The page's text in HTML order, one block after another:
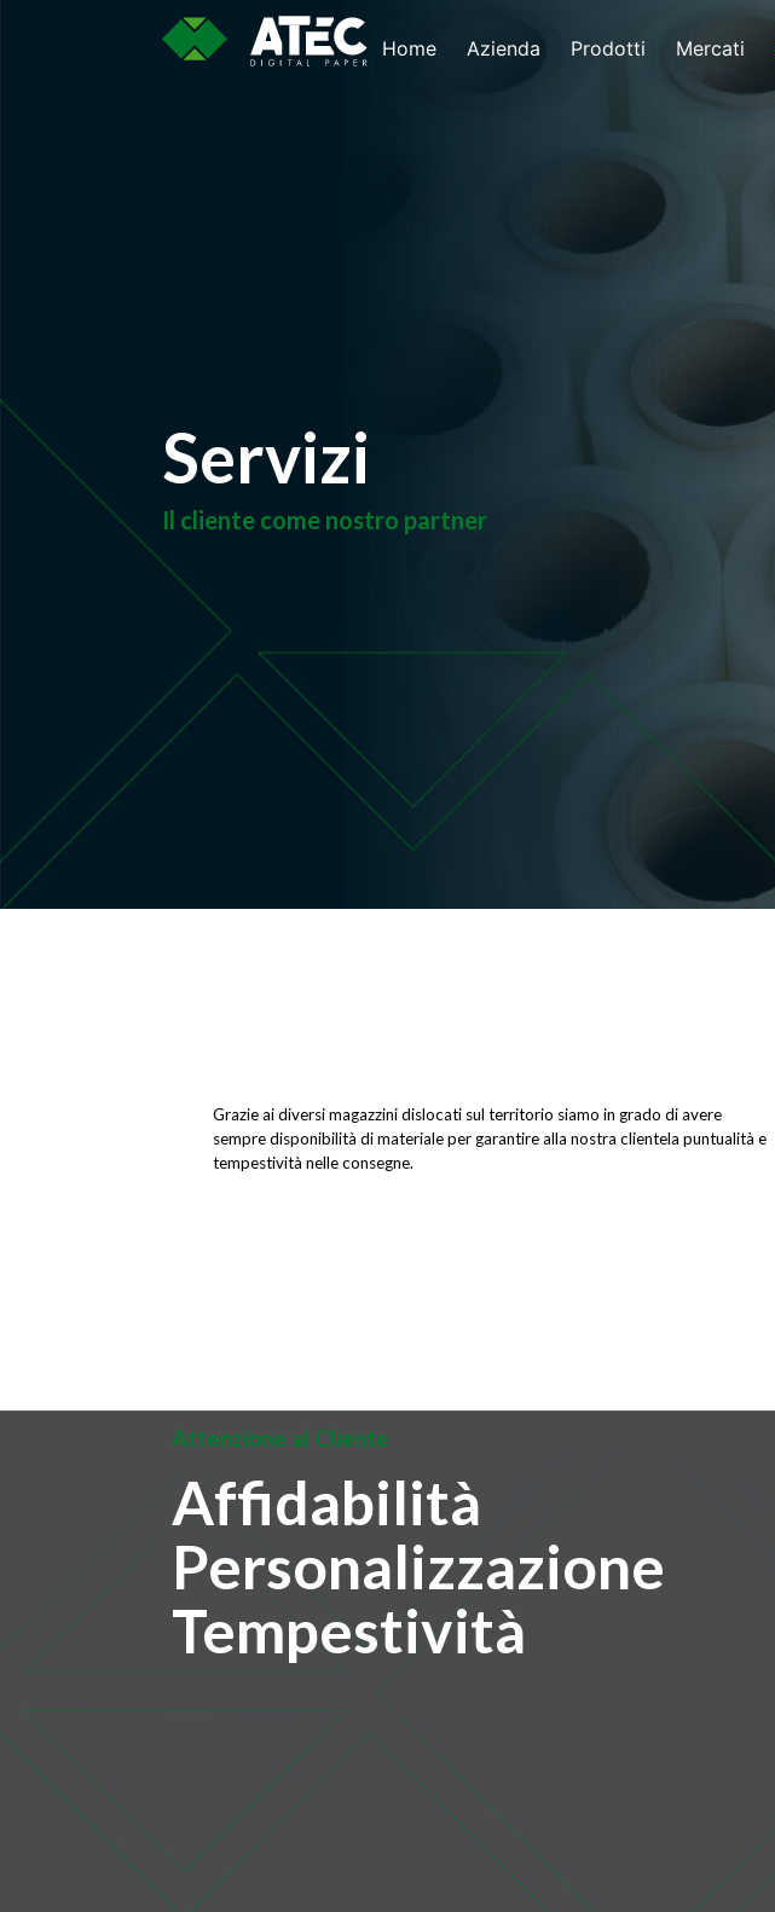
Home Azienda Prodotti Mercati
Servizi
Il cliente come nostro partner
Grazie ai diversi magazzini dislocati sul territorio siamo in grado di avere
sempre disponibilità di materiale per garantire alla nostra clientela puntualità e
tempestività nelle consegne.
Attenzione al Cliente
Affidabilità
Personalizzazione
Tempestività